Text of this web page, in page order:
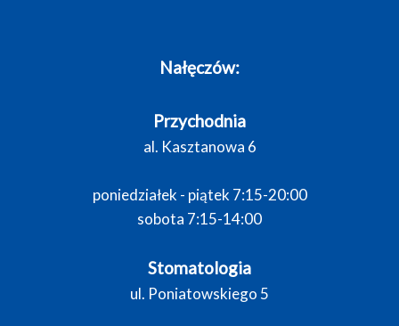
Nałęczów:
Przychodnia
al. Kasztanowa 6
poniedziałek - piątek 7:15-20:00
sobota 7:15-14:00
Stomatologia
ul. Poniatowskiego 5